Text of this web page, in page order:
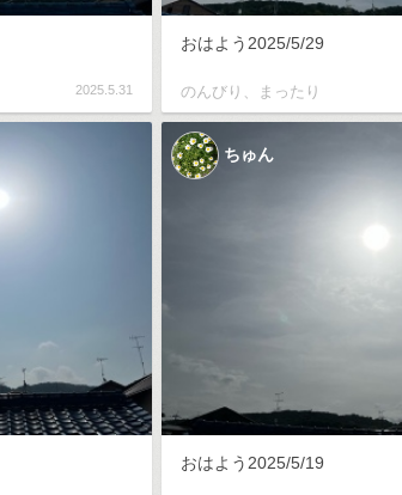
2025.5.31
おはよう2025/5/29
のんびり、まったり
ちゅん
おはよう2025/5/19